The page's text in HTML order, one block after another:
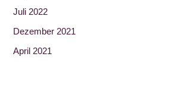
Juli 2022
Dezember 2021
April 2021